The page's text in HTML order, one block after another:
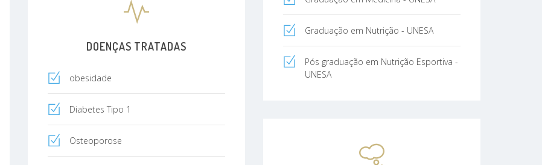
Graduação em Nutrição - UNESA
Pós graduação em Nutrição Esportiva -
UNESA
DOENÇAS TRATADAS
obesidade
Diabetes Tipo 1
Osteoporose